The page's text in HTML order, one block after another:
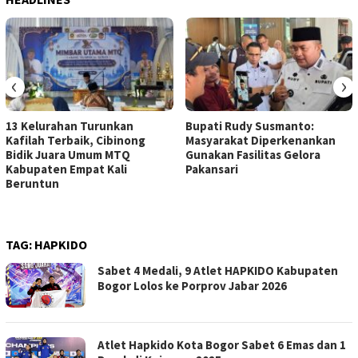
13 Kelurahan Turunkan
Kafilah Terbaik, Cibinong
Bidik Juara Umum MTQ
Kabupaten Empat Kali
Beruntun
Bupati Rudy Susmanto:
Masyarakat Diperkenankan
Gunakan Fasilitas Gelora
Pakansari
‹ ›
TAG: HAPKIDO
Sabet 4 Medali, 9 Atlet HAPKIDO Kabupaten
Bogor Lolos ke Porprov Jabar 2026
Atlet Hapkido Kota Bogor Sabet 6 Emas dan 1